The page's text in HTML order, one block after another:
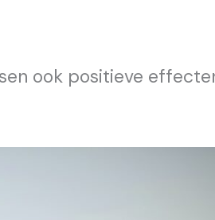
ook positieve